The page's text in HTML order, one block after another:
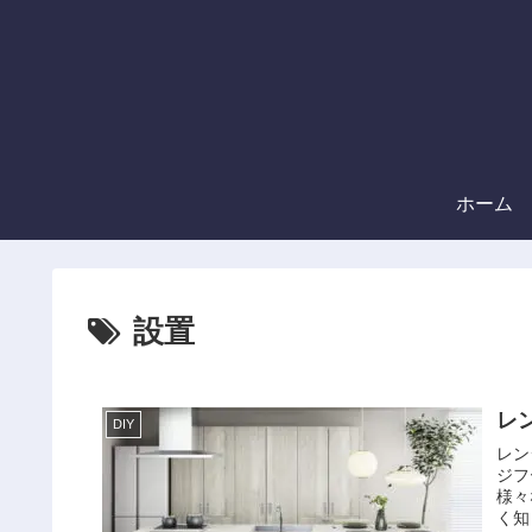
ホーム
設置
DIY レ
レ
ジ
様
く